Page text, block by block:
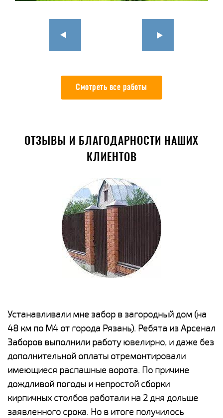
Смотреть все работы
ОТЗЫВЫ И БЛАГОДАРНОСТИ НАШИХ
КЛИЕНТОВ
Устанавливали мне забор в загородный дом (на
48 км по М4 от города Рязань). Ребята из Арсенал
Заборов выполнили работу ювелирно, и даже без
дополнительной оплаты отремонтировали
имеющиеся распашные ворота. По причине
дождливой погоды и непростой сборки
кирпичных столбов работали на 2 дня дольше
заявленного срока. Но в итоге получилось